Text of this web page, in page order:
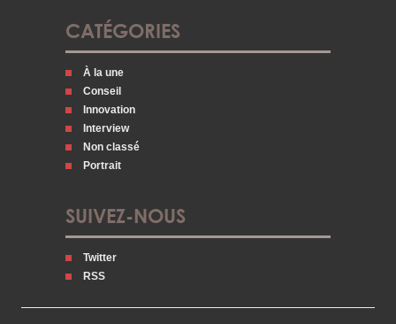
CATÉGORIES
À la une
Conseil
Innovation
Interview
Non classé
Portrait
SUIVEZ-NOUS
Twitter
RSS